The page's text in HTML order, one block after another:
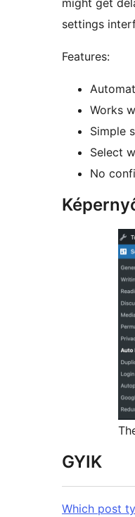
might get
settings
Features:
Works
Simple
Select
No
GYIK
Which post